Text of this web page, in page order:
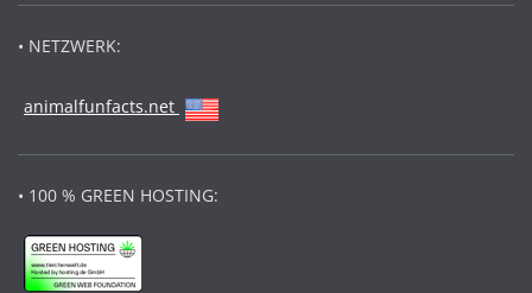
• NETZWERK:
animalfunfacts.net
• 100 % GREEN HOSTING: